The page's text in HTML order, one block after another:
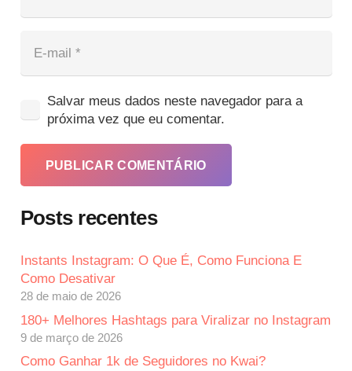
Salvar meus dados neste navegador para a
próxima vez que eu comentar.
PUBLICAR COMENTÁRIO
Posts recentes
Instants Instagram: O Que É, Como Funciona E
Como Desativar
28 de maio de 2026
180+ Melhores Hashtags para Viralizar no Instagram
9 de março de 2026
Como Ganhar 1k de Seguidores no Kwai?